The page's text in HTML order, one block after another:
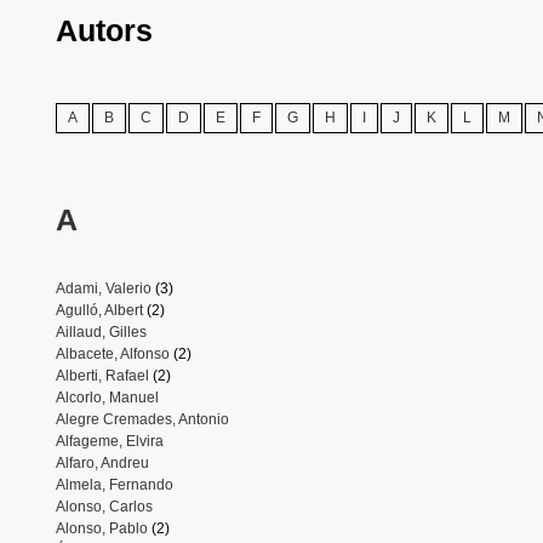
Autors
A B C D E F G H J K L M
A
Adami, Valerio(3)
Agulló, Albert(2)
Aillaud, Gilles
Albacete, Alfonso(2)
Alberti, Rafael (2)
Alcorlo, Manuel
Alegre Cremades, Antonio
Alfageme, Elvira
Alfaro, Andreu
Almela, Fernando
Alonso, Carlos
Alonso, Pablo(2)